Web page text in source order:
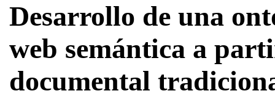
Desarrollo de una
web semántica a
documental